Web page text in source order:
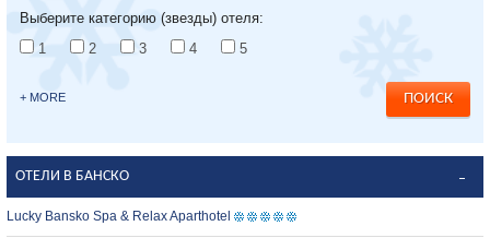
Выберите категорию (звезды) отеля:
1
2 3 4 5
+ MORE
ОТЕЛИ В БАНСКО
Lucky Bansko Spa & Relax Aparthotel